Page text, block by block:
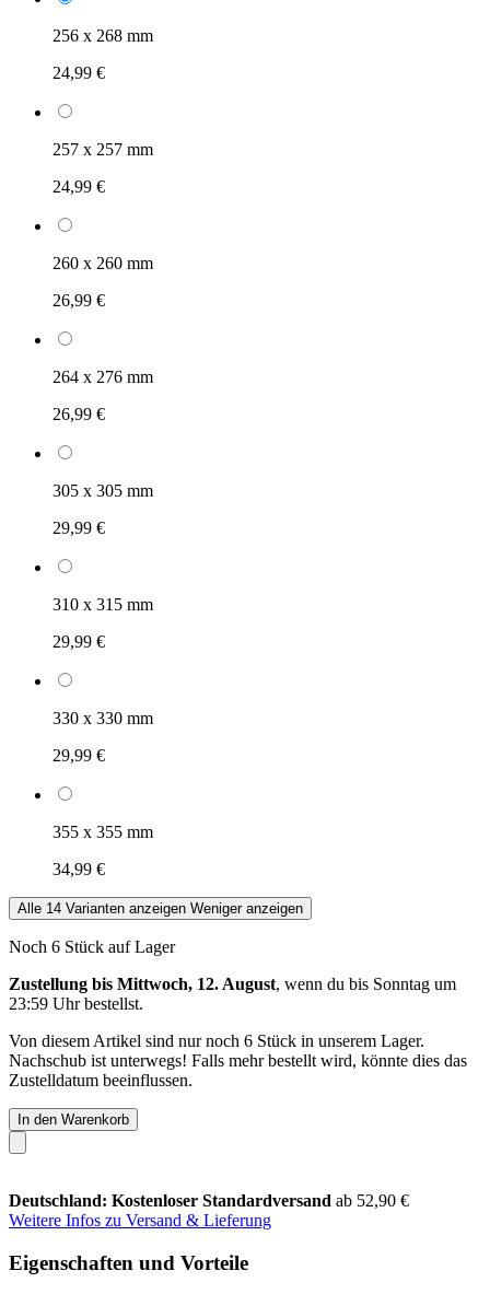
256 x 268 mm
24,99 €
257 x 257 mm
24,99 €
260 x 260 mm
26,99 €
264 x 276 mm
26,99 €
305 x 305 mm
29,99 €
310 x 315 mm
29,99 €
330 x 330 mm
29,99 €
355 x 355 mm
34,99 €
Alle 14 Varianten anzeigen Weniger anzeigen
Noch 6 Stück auf Lager
Zustellung bis Mittwoch, 12. August, wenn du bis Sonntag um
23:59 Uhrbestellst.
Von diesem Artikel sind nur noch 6 Stück in unserem Lager.
Nachschub ist unterwegs! Falls mehr bestellt wird, könnte dies das
Zustelldatum beeinflussen.
In den Warenkorb
Deutschland: Kostenloser Standardversand ab 52,90 €
Weitere Infos zu Versand & Lieferung
Eigenschaften und Vorteile